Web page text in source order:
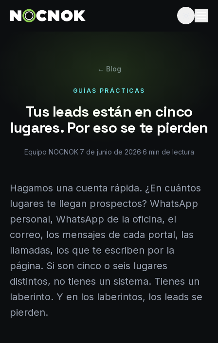
← Blog
GUÍAS PRÁCTICAS
Tus leads están en cinco
lugares. Por eso se te pierden
Equipo NOCNOK·7 de junio de 2026·6 min de lectura
Hagamos una cuenta rápida. ¿En cuántos
lugares te llegan prospectos? WhatsApp
personal, WhatsApp de la oficina, el
correo, los mensajes de cada portal, las
llamadas, los que te escriben por la
página. Si son cinco o seis lugares
distintos, no tienes un sistema. Tienes un
laberinto. Y en los laberintos, los leads se
pierden.